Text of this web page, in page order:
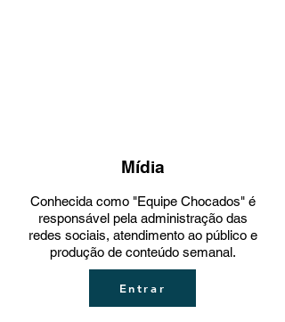
Mídia
Conhecida como "Equipe Chocados" é
responsável pela administração das
redes sociais, atendimento ao público e
produção de conteúdo semanal.
Entrar